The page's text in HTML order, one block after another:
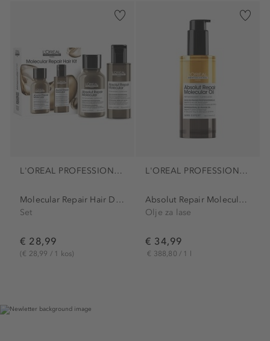
L'OREAL PROFESSIONNEL PARIS
Molecular Repair Hair Duo Set
Set
€ 28,99
(€ 28,99 / 1 kos)
L'OREAL PROFESSIONNEL PARIS
Absolut Repair Molecular...
Olje za lase
€ 34,99
€ 388,80 / 1 l